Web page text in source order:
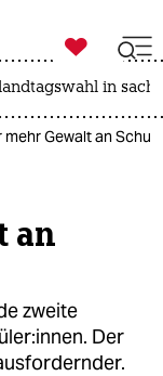

taz zahl ich
in
Gewalt an
an
zweite
Der